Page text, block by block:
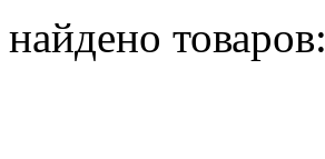
найдено товаров: